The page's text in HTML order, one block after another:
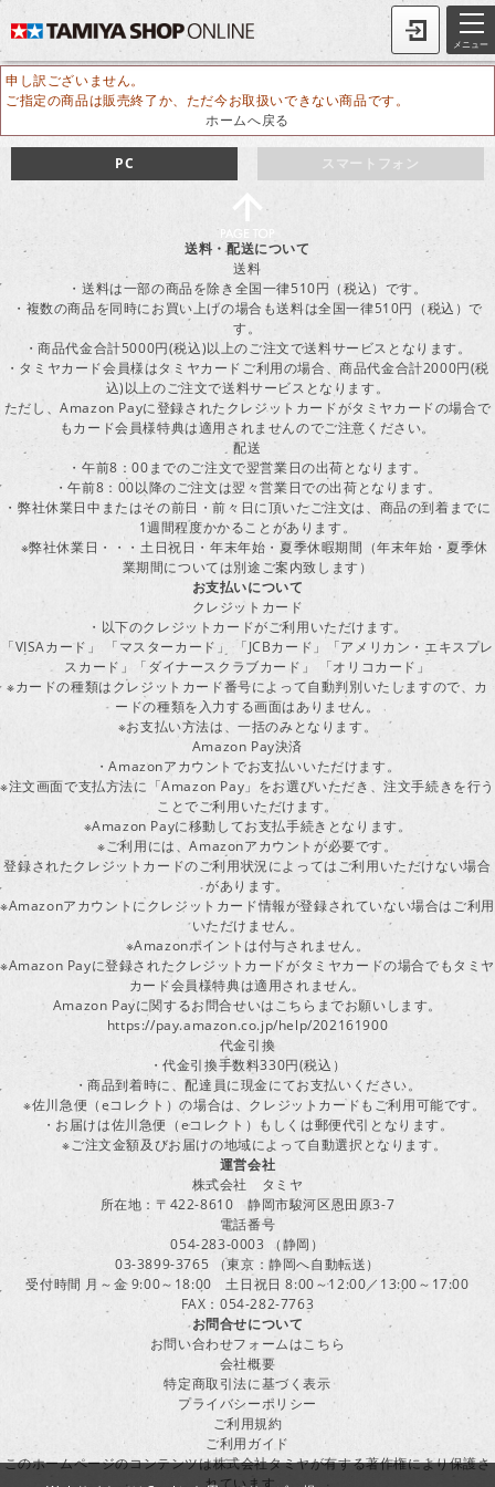
メニュー
申し訳ございません。
ご指定の商品は販売終了か、ただ今お取扱いできない商品です。
ホームへ戻る
スマートフォン
PC
送料・配送について
送料
・送料は一部の商品を除き全国一律510円（税込）です。
・複数の商品を同時にお買い上げの場合も送料は全国一律510円（税込）で
す。
・商品代金合計5000円(税込)以上のご注文で送料サービスとなります。
・タミヤカード会員様はタミヤカードご利用の場合、商品代金合計2000円(税
込)以上のご注文で送料サービスとなります。
ただし、Amazon Payに登録されたクレジットカードがタミヤカードの場合で
もカード会員様特典は適用されませんのでご注意ください。
配送
・午前8：00までのご注文で翌営業日の出荷となります。
・午前8：00以降のご注文は翌々営業日での出荷となります。
・弊社休業日中またはその前日・前々日に頂いたご注文は、商品の到着までに
1週間程度かかることがあります。
※弊社休業日・・・土日祝日・年末年始・夏季休暇期間（年末年始・夏季休
業期間については別途ご案内致します）
お支払いについて
クレジットカード
・以下のクレジットカードがご利用いただけます。
「VISAカード」 「マスターカード」 「JCBカード」「アメリカン・エキスプレ
スカード」「ダイナースクラブカード」 「オリコカード」
※カードの種類はクレジットカード番号によって自動判別いたしますので、カ
ードの種類を入力する画面はありません。
※お支払い方法は、一括のみとなります。
Amazon Pay決済
・Amazonアカウントでお支払いいただけます。
※注文画面で支払方法に「Amazon Pay」をお選びいただき、注文手続きを行う
ことでご利用いただけます。
※Amazon Payに移動してお支払手続きとなります。
※ご利用には、Amazonアカウントが必要です。
登録されたクレジットカードのご利用状況によってはご利用いただけない場合
があります。
※Amazonアカウントにクレジットカード情報が登録されていない場合はご利用
いただけません。
※Amazonポイントは付与されません。
※Amazon Payに登録されたクレジットカードがタミヤカードの場合でもタミヤ
カード会員様特典は適用されません。
Amazon Payに関するお問合せいはこちらまでお願いします。
https://pay.amazon.co.jp/help/202161900
代金引換
・代金引換手数料330円(税込）
・商品到着時に、配達員に現金にてお支払いください。
※佐川急便（eコレクト）の場合は、クレジットカードもご利用可能です。
・お届けは佐川急便（eコレクト）もしくは郵便代引となります。
※ご注文金額及びお届けの地域によって自動選択となります。
運営会社
株式会社 タミヤ
所在地：〒422-8610 静岡市駿河区恩田原3-7
電話番号
054-283-0003 （静岡）
03-3899-3765 （東京：静岡へ自動転送）
受付時間 月～金 9:00～18:00 土日祝日 8:00～12:00／13:00～17:00
FAX：054-282-7763
お問合せについて
お問い合わせフォームはこちら
会社概要
特定商取引法に基づく表示
プライバシーポリシー
ご利用規約
ご利用ガイド
このホームページのコンテンツは株式会社タミヤが有する著作権により保護さ
れています。